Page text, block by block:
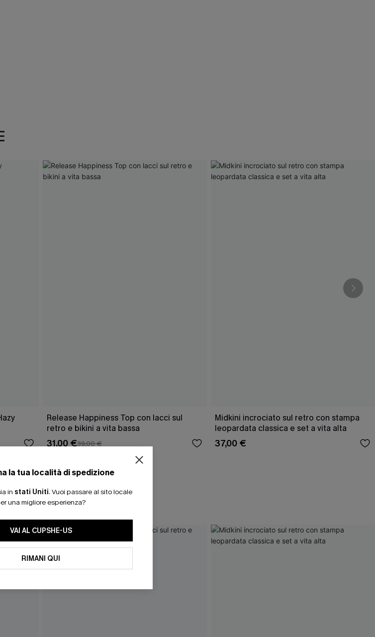
Release Happiness Top con lacci sul
retro e bikini a vita bassa
31,00 €39,00 €
Midkini incrociato sul retro con stampa
leopardata classica e set a vita alta
37,00 €
la tua località di spedizione
in stati Uniti. Vuoi passare al sito locale
una migliore esperienza?
VAI AL CUPSHE-US
RIMANI QUI